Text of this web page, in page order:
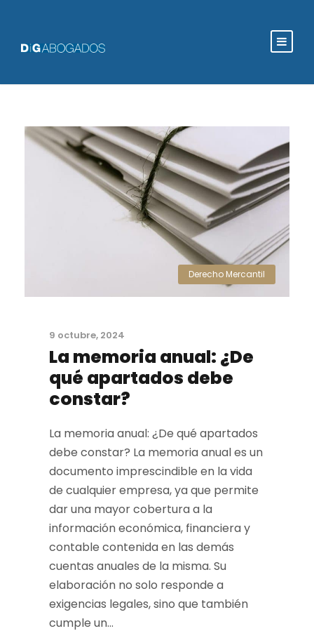
Derecho Mercantil
9 octubre, 2024
La memoria anual: ¿De
qué apartados debe
constar?
La memoria anual: ¿De qué apartados
debe constar? La memoria anual es un
documento imprescindible en la vida
de cualquier empresa, ya que permite
dar una mayor cobertura a la
información económica, financiera y
contable contenida en las demás
cuentas anuales de la misma. Su
elaboración no solo responde a
exigencias legales, sino que también
cumple un...